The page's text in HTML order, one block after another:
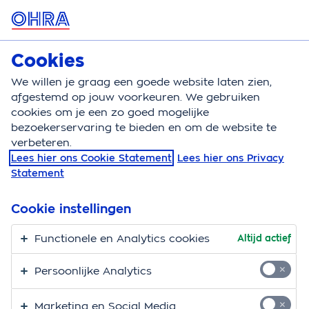
MENU
Reisverzekering
Reisverzekering
Kies zelf de reisverzekering die bij je
Cookies
We willen je graag een goede website laten zien,
afgestemd op jouw voorkeuren. We gebruiken
cookies om je een zo goed mogelijke
bezoekerservaring te bieden en om de website te
verbeteren.
Lees hier ons Cookie Statement Lees hier ons Privacy
Statement
Cookie instellingen
Functionele en Analytics cookies Altijd actief
Persoonlijke Analytics
Marketing en Social Media